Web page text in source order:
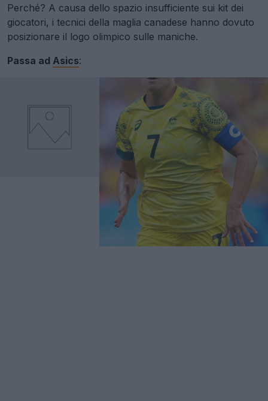
Perché? A causa dello spazio insufficiente sui kit dei
giocatori, i tecnici della maglia canadese hanno dovuto
posizionare il logo olimpico sulle maniche.
Passa ad Asics: